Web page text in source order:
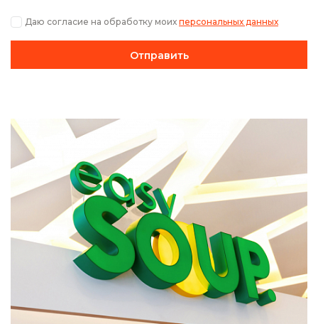
Даю согласие на обработку моих персональных данных